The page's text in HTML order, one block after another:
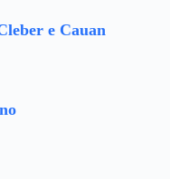
e Cauan